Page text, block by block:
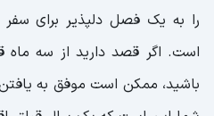
را به یک فصل دلپذیر برای سفر
است. اگر قصد دارید از سه ماه
باشید، ممکن است موفق به